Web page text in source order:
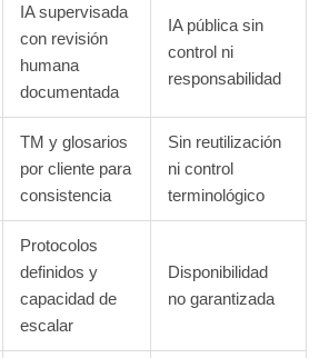
IA supervisada
con revisión
humana
documentada
IA pública sin
control ni
responsabilidad
TM y glosarios
por cliente para
consistencia
Sin reutilización
ni control
terminológico
Protocolos
definidos y
capacidad de
escalar
Disponibilidad
no garantizada